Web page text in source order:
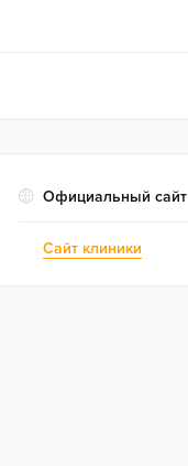
Официальный сайт
Сайт клиники